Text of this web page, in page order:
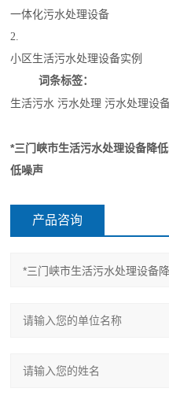
一体化污水处理设备
2.
小区生活污水处理设备实例
词条标签：
生活污水 污水处理 污水处理设
*三门峡市生活污水处理设备降
低噪声
产品咨询